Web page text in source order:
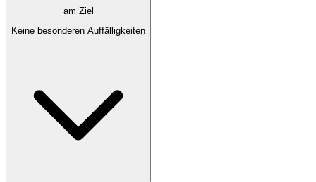
am Ziel
Keine besonderen Auffälligkeiten